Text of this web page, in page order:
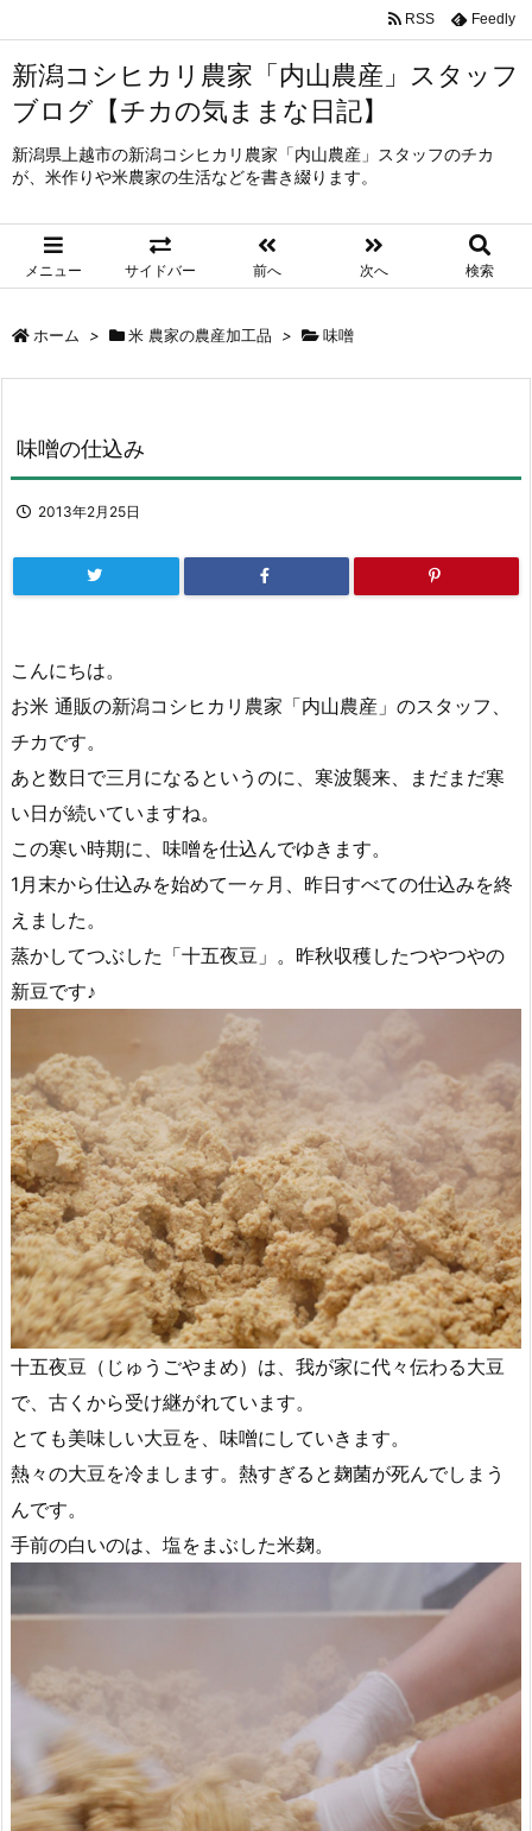
新潟コシヒカリ農家「内山農産」スタッフ
ブログ【チカの気ままな日記】
新潟県上越市の新潟コシヒカリ農家「内山農産」スタッフのチカ
が、米作りや米農家の生活などを書き綴ります。
メニュー サイドバー 前へ 次へ 検索
RSS Feedly
ホーム > 米 農家の農産加工品 > 味噌
味噌の仕込み
2013年2月25日
こんにちは。
お米 通販の新潟コシヒカリ農家「内山農産」のスタッフ、
チカです。
あと数日で三月になるというのに、寒波襲来、まだまだ寒
い日が続いていますね。
この寒い時期に、味噌を仕込んでゆきます。
1月末から仕込みを始めて一ヶ月、昨日すべての仕込みを終
えました。
蒸かしてつぶした「十五夜豆」。昨秋収穫したつやつやの
新豆です♪
十五夜豆（じゅうごやまめ）は、我が家に代々伝わる大豆
で、古くから受け継がれています。
とても美味しい大豆を、味噌にしていきます。
熱々の大豆を冷まします。熱すぎると麹菌が死んでしまう
んです。
手前の白いのは、塩をまぶした米麹。